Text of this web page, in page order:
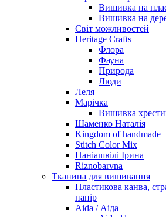
Вишивка на
Вишивка на
Світ можливостей
Heritage Crafts
Флора
Фауна
Природа
Люди
Леля
Марічка
Вишивка
Шаменко Наталія
Kingdom of handmade
Stitch Color Mix
Наніашвілі Ірина
Riznobarvna
Тканина для вишивання
Пластикова канва,
папір
Aida / Аіда